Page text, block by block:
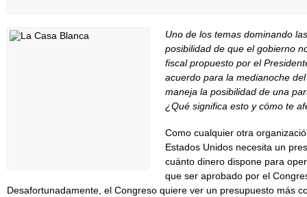
Uno de los temas dominando
posibilidad de que el gobierno
fiscal propuesto por el
acuerdo para la medianoche
maneja la posibilidad de una
¿Qué significa esto y cómo te
Como cualquier otra
Estados Unidos necesita un
cuánto dinero dispone para
que ser aprobado por el
Desafortunadamente, el Congreso quiere ver un presupuesto más